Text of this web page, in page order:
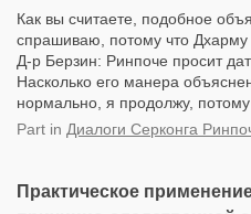
Как вы считаете, подобное
спрашиваю, потому что
Д-р Берзин: Ринпоче просит
Насколько его манера
нормально, я продолжу,
Part in Диалоги Серконга
Практическое